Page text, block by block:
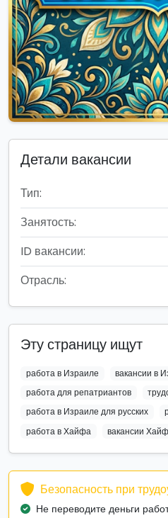
Детали вакансии
Тип:
Занятость:
ID вакансии:
Отрасль:
Эту страницу ищут
работа в Израиле
вакансии в
работа для репатриантов
работа в Израиле для русских
работа в Хайфа
вакансии
Безопасность при
Не переводите деньги